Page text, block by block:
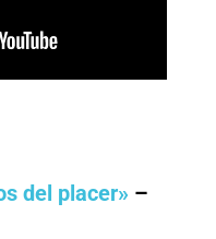
del placer» –